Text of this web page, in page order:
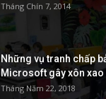
Tháng Chín 7, 2014
Những vụ tranh chấp
Microsoft gây xôn
Tháng Năm 22, 2018